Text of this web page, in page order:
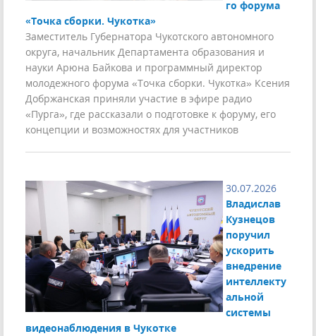
го форума
«Точка сборки. Чукотка»
Заместитель Губернатора Чукотского автономного
округа, начальник Департамента образования и
науки Арюна Байкова и программный директор
молодежного форума «Точка сборки. Чукотка» Ксения
Добржанская приняли участие в эфире радио
«Пурга», где рассказали о подготовке к форуму, его
концепции и возможностях для участников
30.07.2026
Владислав
Кузнецов
поручил
ускорить
внедрение
интеллекту
альной
системы
видеонаблюдения в Чукотке